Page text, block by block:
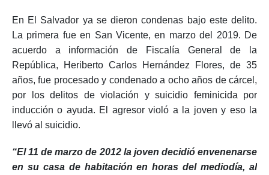
En El Salvador ya se dieron condenas bajo este delito.
La primera fue en San Vicente, en marzo del 2019. De
República, Heriberto Carlos Hernández Flores, de 35
años, fue procesado y condenado a ocho años de cárcel,
por los delitos de violación y suicidio feminicida por
inducción o ayuda. El agresor violó a la joven y eso la
“El 11 de marzo de 2012 la joven decidió envenenarse